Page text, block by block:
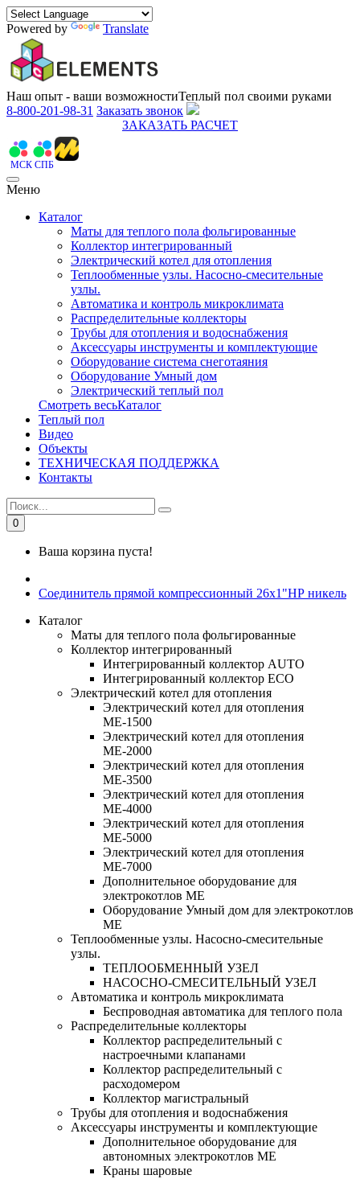
Powered by Translate
Наш опыт - ваши возможностиТеплый пол своими руками
8-800-201-98-31 Заказать звонок
ЗАКАЗАТЬ РАСЧЕТ
МСК СПБ
Меню
Каталог
Маты для теплого пола фольгированные
Коллектор интегрированный
Электрический котел для отопления
Теплообменные узлы. Насосно-смесительные
узлы.
Автоматика и контроль микроклимата
Распределительные коллекторы
Трубы для отопления и водоснабжения
Аксессуары инструменты и комплектующие
Оборудование система снеготаяния
Оборудование Умный дом
Электрический теплый пол
Смотреть весьКаталог
Теплый пол
Видео
Объекты
ТЕХНИЧЕСКАЯ ПОДДЕРЖКА
Контакты
0
Ваша корзина пуста!
Соединитель прямой компрессионный 26х1"НР никель
Каталог
Маты для теплого пола фольгированные
Коллектор интегрированный
Интегрированный коллектор AUTO
Интегрированный коллектор ЕСО
Электрический котел для отопления
Электрический котел для отопления
МЕ-1500
Электрический котел для отопления
МЕ-2000
Электрический котел для отопления
МЕ-3500
Электрический котел для отопления
МЕ-4000
Электрический котел для отопления
МЕ-5000
Электрический котел для отопления
МЕ-7000
Дополнительное оборудование для
электрокотлов МЕ
Оборудование Умный дом для электрокотлов
МЕ
Теплообменные узлы. Насосно-смесительные
узлы.
ТЕПЛООБМЕННЫЙ УЗЕЛ
НАСОСНО-СМЕСИТЕЛЬНЫЙ УЗЕЛ
Автоматика и контроль микроклимата
Беспроводная автоматика для теплого пола
Распределительные коллекторы
Коллектор распределительный с
настроечными клапанами
Коллектор распределительный с
расходомером
Коллектор магистральный
Трубы для отопления и водоснабжения
Аксессуары инструменты и комплектующие
Дополнительное оборудование для
автономных электрокотлов МЕ
Краны шаровые